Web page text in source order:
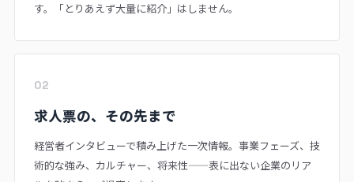
す。「とりあえず大量に紹介」はしません。
02
求人票の、その先まで
経営者インタビューで積み上げた一次情報。事業フェーズ、技
術的な強み、カルチャー、将来性——表に出ない企業のリア